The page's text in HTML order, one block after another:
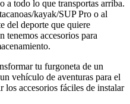
a todo lo que transportas arriba.
kayak/SUP Pro o al
del deporte que quiere
tenemos accesorios para
tu furgoneta de un
vehículo de aventuras para el
los accesorios fáciles de instalar